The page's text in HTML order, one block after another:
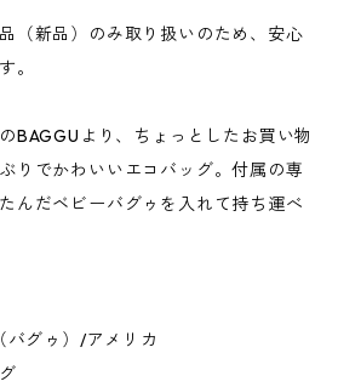
（新品）のみ取り扱いのため、安心
。
BAGGUより、ちょっとしたお買い物
りでかわいいエコバッグ。付属の専
んだベビーバグゥを入れて持ち運べ
バグゥ）/アメリカ